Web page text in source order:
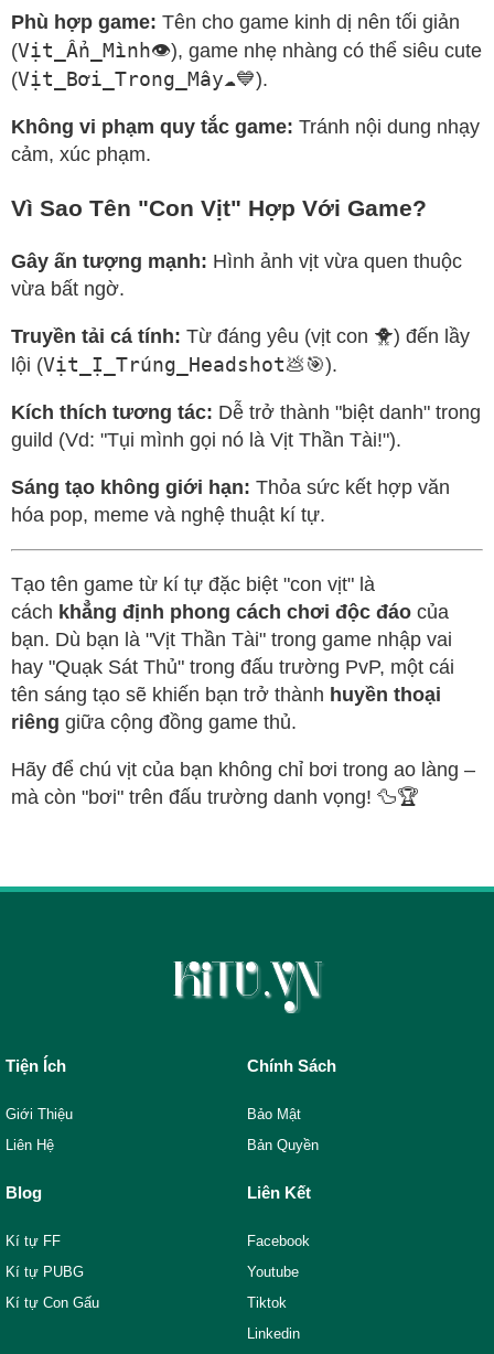
Phù hợp game: Tên cho game kinh dị nên tối giản
(Vịt_Ẩn_Mình👁️), game nhẹ nhàng có thể siêu cute
(Vịt_Bơi_Trong_Mây☁️💙).
Không vi phạm quy tắc game: Tránh nội dung nhạy
cảm, xúc phạm.
Vì Sao Tên "Con Vịt" Hợp Với Game?
Gây ấn tượng mạnh: Hình ảnh vịt vừa quen thuộc
vừa bất ngờ.
Truyền tải cá tính: Từ đáng yêu (vịt con 🐥) đến lầy
lội (Vịt_Ị_Trúng_Headshot💩🎯).
Kích thích tương tác: Dễ trở thành "biệt danh" trong
guild (Vd: "Tụi mình gọi nó là Vịt Thần Tài!").
Sáng tạo không giới hạn: Thỏa sức kết hợp văn
hóa pop, meme và nghệ thuật kí tự.
Tạo tên game từ kí tự đặc biệt "con vịt" là
cách khẳng định phong cách chơi độc đáo của
bạn. Dù bạn là "Vịt Thần Tài" trong game nhập vai
hay "Quạk Sát Thủ" trong đấu trường PvP, một cái
tên sáng tạo sẽ khiến bạn trở thành huyền thoại
riêng giữa cộng đồng game thủ.
Hãy để chú vịt của bạn không chỉ bơi trong ao làng –
mà còn "bơi" trên đấu trường danh vọng! 🦆🏆
Tiện Ích
Giới Thiệu
Liên Hệ
Chính Sách
Bảo Mật
Bản Quyền
Blog
Kí tự FF
Kí tự PUBG
Kí tự Con Gấu
Liên Kết
Facebook
Youtube
Tiktok
Linkedin